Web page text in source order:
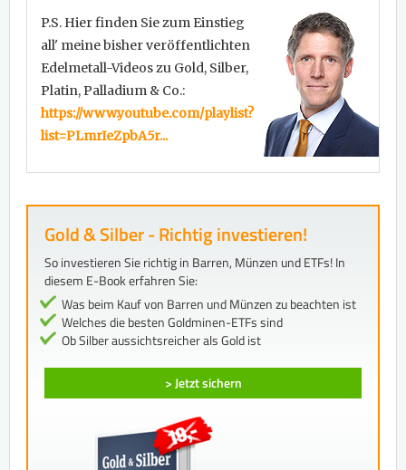
P.S. Hier finden Sie zum Einstieg
all' meine bisher veröffentlichten
Edelmetall-Videos zu Gold, Silber,
Platin, Palladium & Co.:
https://www.youtube.com/playlist?
list=PLmrIeZpbA5r...
Gold & Silber - Richtig investieren!
So investieren Sie richtig in Barren, Münzen und ETFs! In
diesem E-Book erfahren Sie:
Was beim Kauf von Barren und Münzen zu beachten ist
Welches die besten Goldminen-ETFs sind
Ob Silber aussichtsreicher als Gold ist
> Jetzt sichern